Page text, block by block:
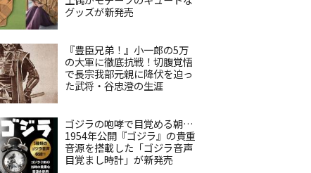
グッズが新発売
『豊臣兄弟！』小一郎の5万
の大軍に徹底抗戦！切腹覚悟
で長宗我部元親に降伏を迫っ
た武将・谷忠澄の生涯
ゴジラの咆哮で目覚める朝…
1954年公開『ゴジラ』の貴重
音源を搭載した「ゴジラ音声
目覚まし時計」が新発売